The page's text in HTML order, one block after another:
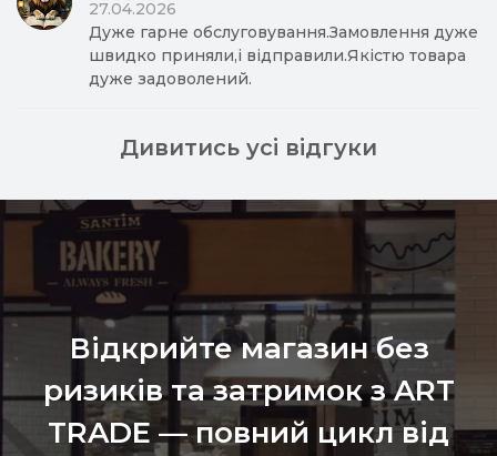
27.04.2026
Дуже гарне обслуговування.Замовлення дуже
швидко приняли,і відправили.Якістю товара
дуже задоволений.
Дивитись усі відгуки
Відкрийте магазин без
ризиків та затримок з ART
TRADE — повний цикл від